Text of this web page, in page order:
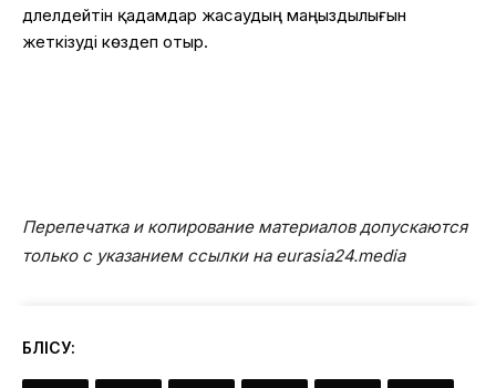
дәлелдейтін қадамдар жасаудың маңыздылығын
жеткізуді көздеп отыр.
Перепечатка и копирование материалов допускаются
только с указанием ссылки на eurasia24.media
БӨЛІСУ: